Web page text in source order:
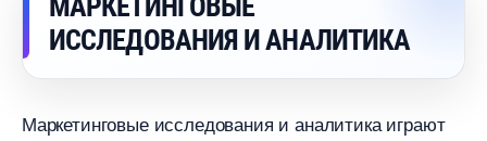
МАРКЕТИНГОВЫЕ
ИССЛЕДОВАНИЯ И АНАЛИТИКА
Маркетинговые исследования и аналитика играют